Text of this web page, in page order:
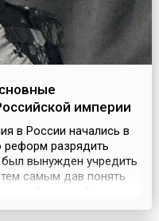
империи
в России начались в
разрядить
был вынужден учредить
самым дав понять
власти.Манифест